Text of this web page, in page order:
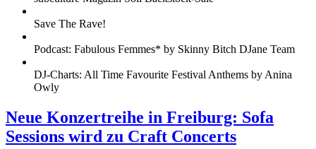
Save The Rave!
Podcast: Fabulous Femmes* by Skinny Bitch DJane Team
DJ-Charts: All Time Favourite Festival Anthems by Anina
Owly
Neue Konzertreihe in Freiburg: Sofa
Sessions wird zu Craft Concerts